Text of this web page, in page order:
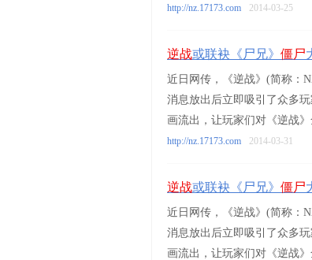
http://nz.17173.com 2014-03-25
逆战或联袂《尸兄》 僵尸
近日网传，《逆战》(简称：
消息放出后立即吸引了众多
画流出，让玩家们对《逆战》
http://nz.17173.com 2014-03-31
逆战或联袂《尸兄》 僵尸
近日网传，《逆战》(简称：
消息放出后立即吸引了众多
画流出，让玩家们对《逆战》